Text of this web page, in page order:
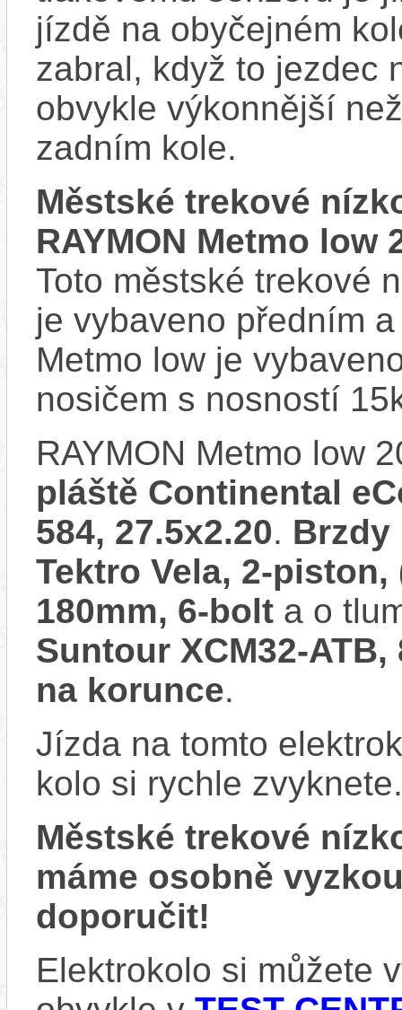
jízdě na obyčejném
zabral, když to jezdec
obvykle výkonnější
zadním kole.
Městské trekové
RAYMON Metmo low
Toto městské trekové
je vybaveno předním
Metmo low je
nosičem s nosností
RAYMON Metmo low
pláště Continental
584, 27.5x2.20. Brzdy
Tektro Vela, 2-piston,
180mm, 6-bolt a o
Suntour XCM32-
na korunce.
Jízda na tomto
kolo si rychle zvyknete.
Městské trekové
máme osobně
doporučit!
Elektrokolo si můžete